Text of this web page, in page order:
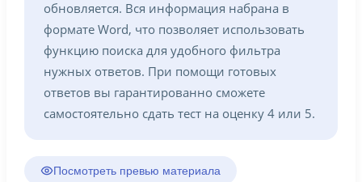
обновляется. Вся информация набрана в
формате Word, что позволяет использовать
функцию поиска для удобного фильтра
нужных ответов. При помощи готовых
ответов вы гарантированно сможете
самостоятельно сдать тест на оценку 4 или 5.
Посмотреть превью материала